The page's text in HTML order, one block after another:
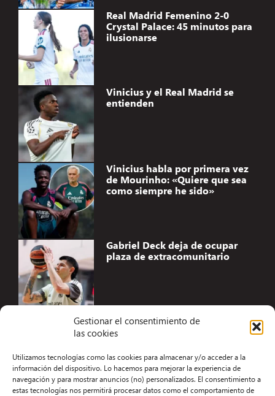
Gestionar el consentimiento de
las cookies
Utilizamos tecnologías como las cookies para almacenar y/o acceder a la
información del dispositivo. Lo hacemos para mejorar la experiencia de
navegación y para mostrar anuncios (no) personalizados. El consentimiento a
estas tecnologías nos permitirá procesar datos como el comportamiento de
Real Madrid Femenino 2-0
Crystal Palace: 45 minutos para
ilusionarse
Vinicius y el Real Madrid se
entienden
Vinicius habla por primera vez
de Mourinho: «Quiere que sea
como siempre he sido»
Gabriel Deck deja de ocupar
plaza de extracomunitario
Aviso Legal
Términos y condiciones